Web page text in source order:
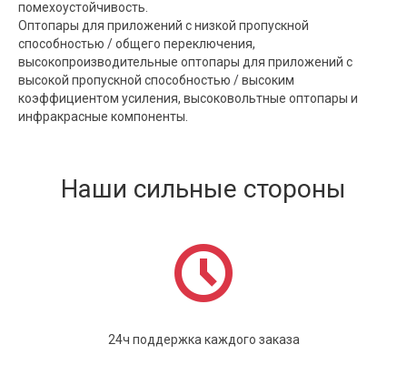
помехоустойчивость.
Оптопары для приложений с низкой пропускной
способностью / общего переключения,
высокопроизводительные оптопары для приложений с
высокой пропускной способностью / высоким
коэффициентом усиления, высоковольтные оптопары и
инфракрасные компоненты.
Наши сильные стороны
24ч поддержка каждого заказа